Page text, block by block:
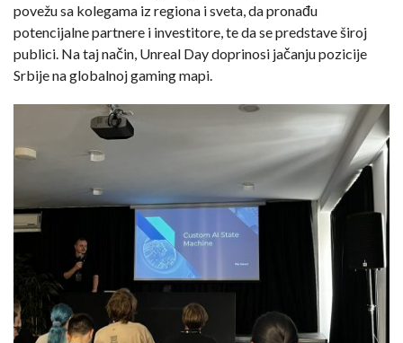
povežu sa kolegama iz regiona i sveta, da pronađu
potencijalne partnere i investitore, te da se predstave široj
publici. Na taj način, Unreal Day doprinosi jačanju pozicije
Srbije na globalnoj gaming mapi.